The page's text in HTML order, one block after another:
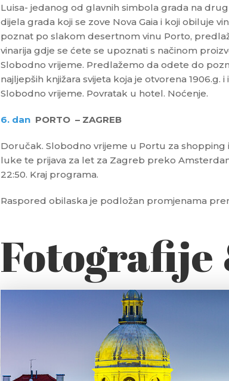
Luisa- jedanog od glavnih simbola grada na
dijela grada koji se zove Nova Gaia i koji obiluje
poznat po slakom desertnom vinu Porto,
vinarija gdje se ćete se upoznati s načinom
Slobodno vrijeme. Predlažemo da odete do
najljepših knjižara svijeta koja je otvorena 1906.g.
Slobodno vrijeme. Povratak u hotel. Noćenje.
6. dan PORTO – ZAGREB
Doručak. Slobodno vrijeme u Portu za
luke te prijava za let za Zagreb preko
22:50. Kraj programa.
Raspored obilaska je podložan promjenama
Fotografije